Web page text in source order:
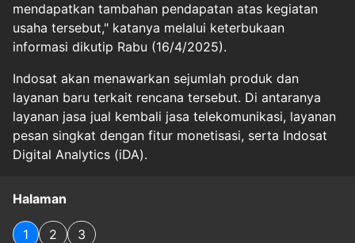
mendapatkan tambahan pendapatan atas kegiatan
usaha tersebut," katanya melalui keterbukaan
informasi dikutip Rabu (16/4/2025).
Indosat akan menawarkan sejumlah produk dan
layanan baru terkait rencana tersebut. Di antaranya
layanan jasa jual kembali jasa telekomunikasi, layanan
pesan singkat dengan fitur monetisasi, serta Indosat
Digital Analytics (iDA).
Halaman
1 2 3